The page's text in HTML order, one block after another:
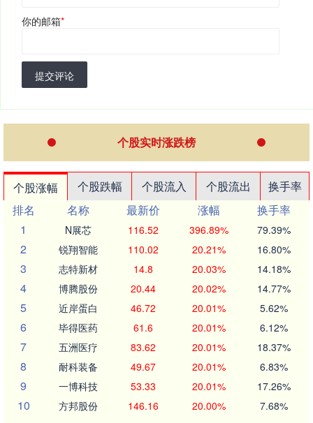
你的邮箱*
提交评论
个股实时涨跌榜
个股涨幅 个股跌幅 个股流入 个股流出
换手率
排名
名称 最新价 涨幅
换手率
1
N展芯 116.52 396.89% 79.39%
2 锐翔智能 110.02 20.21% 16.80%
3 志特新材 14.8 20.03% 14.18%
4 博腾股份 20.44 20.02% 14.77%
5 近岸蛋白 46.72 20.01% 5.62%
6 毕得医药 61.6 20.01% 6.12%
7 五洲医疗 83.62 20.01% 18.37%
8 耐科装备 49.67 20.01% 6.83%
9 一博科技 53.33 20.01% 17.26%
10 方邦股份 146.16 20.00% 7.68%